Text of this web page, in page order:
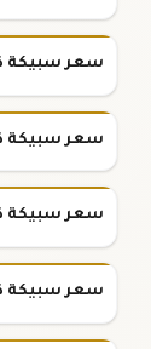
سعر سبيكة ذهب ٢ جرام
سعر سبيكة ذهب ٢.٥ جرام
سعر سبيكة ذهب ٥ جرام
سعر سبيكة ذهب ١٠ جرام